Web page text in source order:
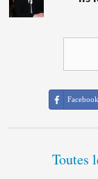
Facebook
Toutes